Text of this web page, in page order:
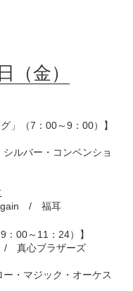
（金）
」（7：00～9：00）】
バー・コンベンショ
/ 福耳
：00～11：24）】
真心ブラザーズ
マジック・オーケス